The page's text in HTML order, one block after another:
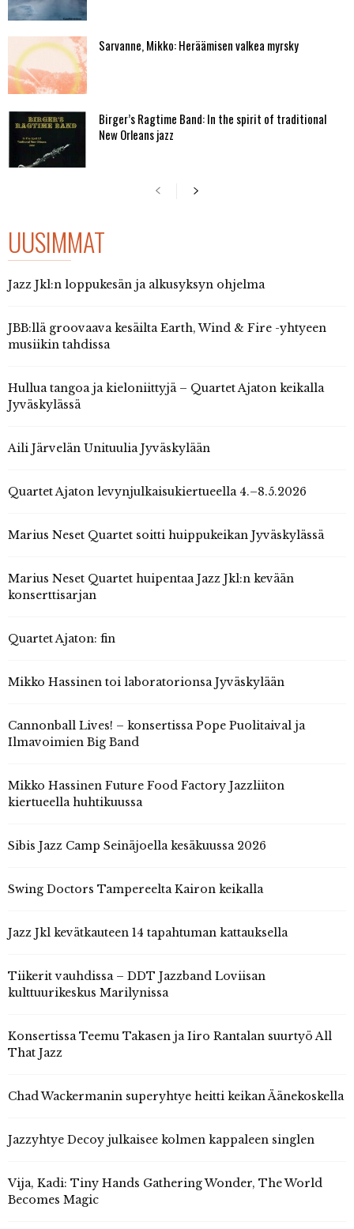
Sarvanne, Mikko: Heräämisen valkea myrsky
Birger’s Ragtime Band: In the spirit of traditional
New Orleans jazz
UUSIMMAT
Jazz Jkl:n loppukesän ja alkusyksyn ohjelma
JBB:llä groovaava kesäilta Earth, Wind & Fire -yhtyeen
musiikin tahdissa
Hullua tangoa ja kieloniittyjä – Quartet Ajaton keikalla
Jyväskylässä
Aili Järvelän Unituulia Jyväskylään
Quartet Ajaton levynjulkaisukiertueella 4.–8.5.2026
Marius Neset Quartet soitti huippukeikan Jyväskylässä
Marius Neset Quartet huipentaa Jazz Jkl:n kevään
konserttisarjan
Quartet Ajaton: fin
Mikko Hassinen toi laboratorionsa Jyväskylään
Cannonball Lives! – konsertissa Pope Puolitaival ja
Ilmavoimien Big Band
Mikko Hassinen Future Food Factory Jazzliiton
kiertueella huhtikuussa
Sibis Jazz Camp Seinäjoella kesäkuussa 2026
Swing Doctors Tampereelta Kairon keikalla
Jazz Jkl kevätkauteen 14 tapahtuman kattauksella
Tiikerit vauhdissa – DDT Jazzband Loviisan
kulttuurikeskus Marilynissa
Konsertissa Teemu Takasen ja Iiro Rantalan suurtyö All
That Jazz
Chad Wackermanin superyhtye heitti keikan Äänekoskella
Jazzyhtye Decoy julkaisee kolmen kappaleen singlen
Vija, Kadi: Tiny Hands Gathering Wonder, The World
Becomes Magic